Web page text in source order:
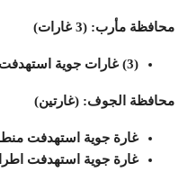
محافظة مأرب: (3 غارات)
(3) غارات جوية استهدفت مناطق متفرقة بمديرية صرواح.
محافظة الجوف: (غارتين)
غارة جوية استهدفت
غارة جوية استهدفت